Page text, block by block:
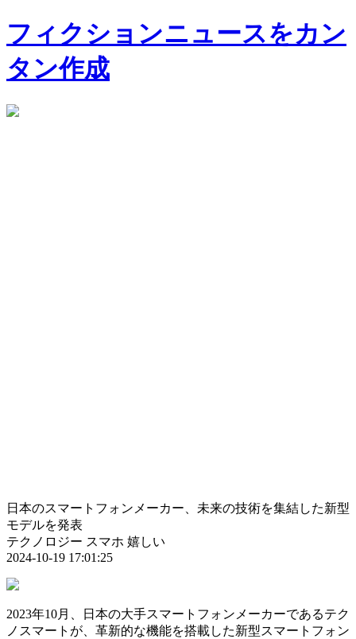
フィクションニュースをカン
タン作成
日本のスマートフォンメーカー、未来の技術を集結した新型
モデルを発表
テクノロジー スマホ 嬉しい
2024-10-19 17:01:25
2023年10月、日本の大手スマートフォンメーカーであるテク
ノスマートが、革新的な機能を搭載した新型スマートフォン